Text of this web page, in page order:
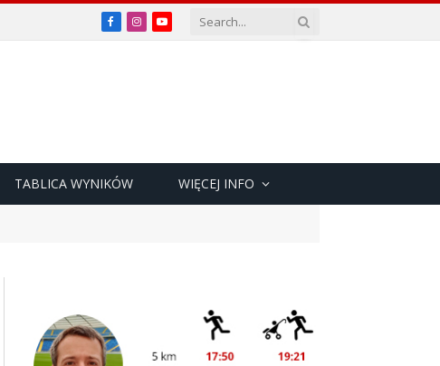
Facebook
InstagramYouTube
TABLICA WYNIKÓW WIĘCEJ INFO